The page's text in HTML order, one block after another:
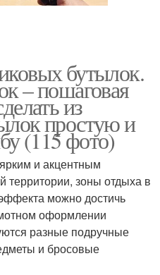
бутылок.
– пошаговая
из
простую и
(115 фото)
и акцентным
зоны отдыха в
можно достичь
оформлении
разные подручные
и бросовые